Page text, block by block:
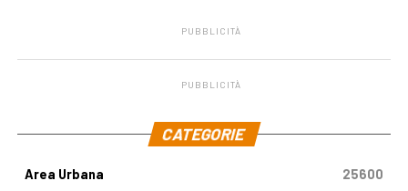
PUBBLICITÀ
PUBBLICITÀ
CATEGORIE
Area Urbana
25600